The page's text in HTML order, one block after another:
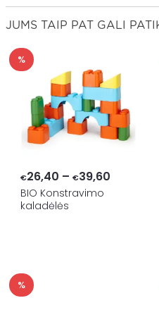
JUMS TAIP PAT GALI
%
€26,40 – €39,60Price
BIO Konstravimo
kaladėlės
%